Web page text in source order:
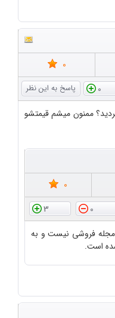
0
0
ممنون میشم قیمتشو
0
0
3
مجله فروشی نیست و به
است.